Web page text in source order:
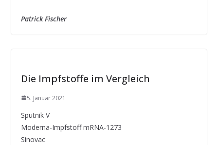
Patrick Fischer
Die Impfstoffe im Vergleich
5. Januar 2021
Sputnik V
Moderna-Impfstoff mRNA-1273
Sinovac